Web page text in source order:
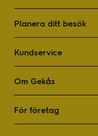
Planera ditt besök
Kundservice
Om Gekås
För företag